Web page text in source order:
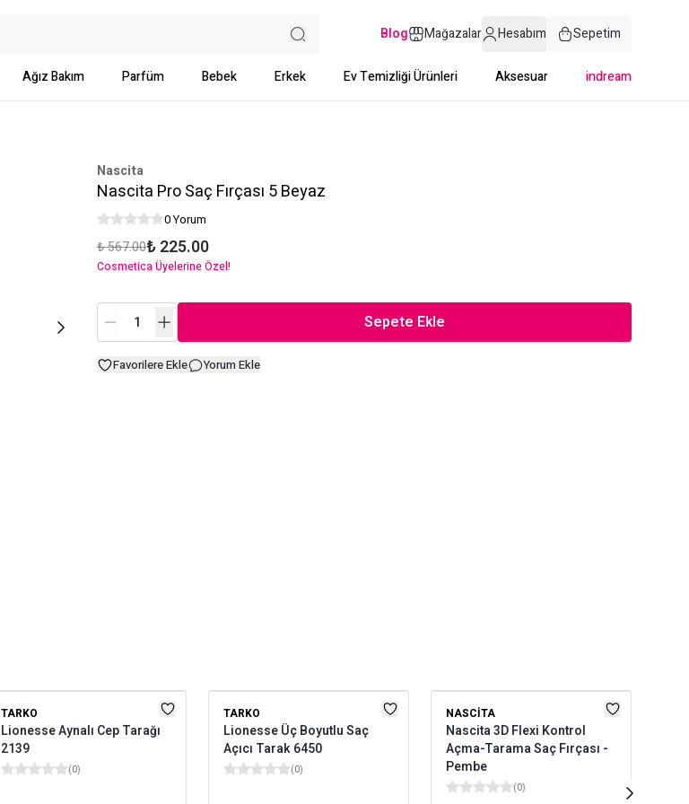
Blog Mağazalar Hesabım Sepetim
Ağız Bakım Parfüm Bebek Erkek Ev Temizliği Ürünleri Aksesuar indream
Nascita
Nascita Pro Saç Fırçası 5 Beyaz
0 Yorum
₺ 567.00₺ 225.00
Cosmetica Üyelerine Özel!
Sepete Ekle
Favorilere Ekle Yorum Ekle
TARKO
Lionesse Aynalı Cep Tarağı
2139
(0)
TARKO
Lionesse Üç Boyutlu Saç
Açıcı Tarak 6450
(0)
NASCITA
Nascita 3D Flexi Kontrol
Açma-Tarama Saç Fırçası -
Pembe
(0)